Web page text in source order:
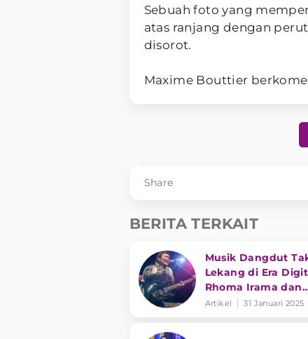
Sebuah foto yang
atas ranjang dengan
disorot.
Maxime Bouttier
Share
BERITA TERKAIT
Musik Dangdut
Lekang di Era
Rhoma Irama dan
Transformasi Genre
Artikel 31 Januari 2025